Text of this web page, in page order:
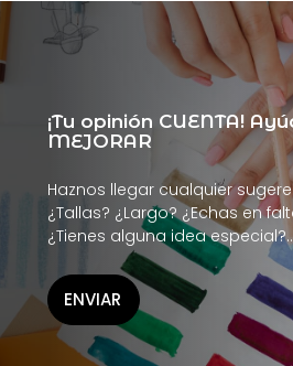
¡Tu opinión CUENTA!
MEJORAR
Haznos llegar cualquier
¿Tallas? ¿Largo? ¿Echas en
¿Tienes alguna idea
ENVIAR